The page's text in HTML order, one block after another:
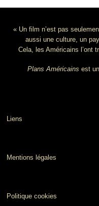
« Un film n’est pas
aussi une culture, un
Cela, les Américains l’ont
Plans Américains est
Liens
Mentions légales
Politique cookies